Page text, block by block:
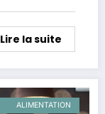
Lire la suite
ALIMENTATION